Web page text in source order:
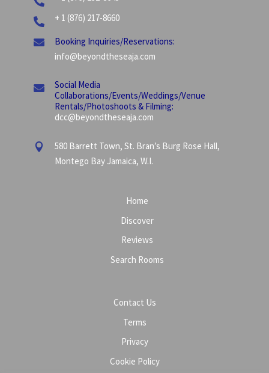
 + 1 (876) 217-8660

Booking Inquiries/Reservations:
info@beyondtheseaja.com

Social Media
Collaborations/Events/Weddings/Venue
Rentals/Photoshoots & Filming:
dcc@beyondtheseaja.com

580 Barrett Town, St. Bran’s Burg Rose Hall,
Montego Bay Jamaica, W.I.
Home
Discover
Reviews
Search Rooms
Contact Us
Terms
Privacy
Cookie Policy